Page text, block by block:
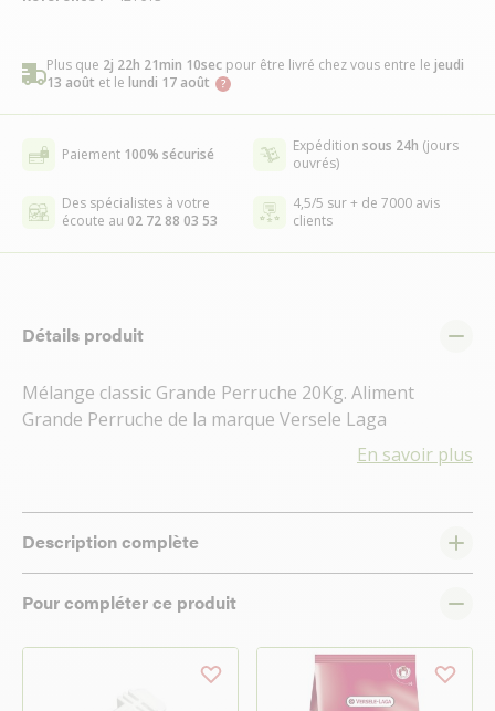
Plus que 2j 22h 21min 9secpour être livré chez vousentre lejeudi
13 août et le lundi 17 août
Paiement 100% sécurisé Expédition sous 24h (jours
ouvrés)
Des spécialistes à votre
écoute au 02 72 88 03 53
4,5/5 sur + de 7000 avis
clients
Détails produit
Mélange classic Grande Perruche 20Kg. Aliment
Grande Perruche de la marque Versele Laga
En savoir plus
Description complète
Pour compléter ce produit